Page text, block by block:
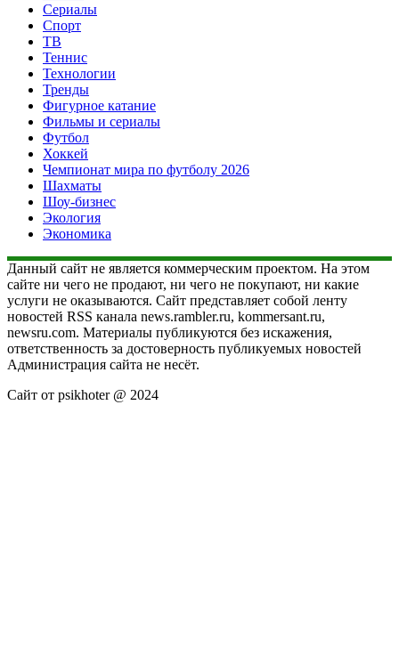
Сериалы
Спорт
ТВ
Теннис
Технологии
Тренды
Фигурное катание
Фильмы и сериалы
Футбол
Хоккей
Чемпионат мира по футболу 2026
Шахматы
Шоу-бизнес
Экология
Экономика
Данный сайт не является коммерческим проектом. На этом
сайте ни чего не продают, ни чего не покупают, ни какие
услуги не оказываются. Сайт представляет собой ленту
новостей RSS канала news.rambler.ru, kommersant.ru,
newsru.com. Материалы публикуются без искажения,
ответственность за достоверность публикуемых новостей
Администрация сайта не несёт.
Сайт от psikhoter @ 2024